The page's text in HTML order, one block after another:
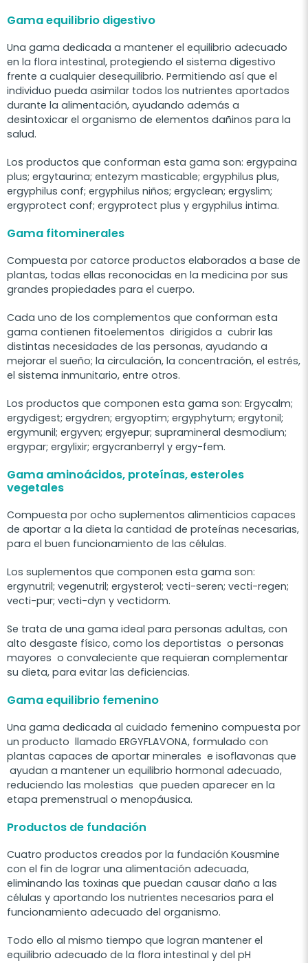
Gama equilibrio digestivo
Una gama dedicada a mantener el equilibrio adecuado
en la flora intestinal, protegiendo el sistema digestivo
frente a cualquier desequilibrio. Permitiendo así que el
individuo pueda asimilar todos los nutrientes aportados
durante la alimentación, ayudando además a
desintoxicar el organismo de elementos dañinos para la
salud.
Los productos que conforman esta gama son: ergypaina
plus; ergytaurina; entezym masticable; ergyphilus plus,
ergyphilus conf; ergyphilus niños; ergyclean; ergyslim;
ergyprotect conf; ergyprotect plus y ergyphilus intima.
Gama fitominerales
Compuesta por catorce productos elaborados a base de
plantas, todas ellas reconocidas en la medicina por sus
grandes propiedades para el cuerpo.
Cada uno de los complementos que conforman esta
gama contienen fitoelementos dirigidos a cubrir las
distintas necesidades de las personas, ayudando a
mejorar el sueño; la circulación, la concentración, el estrés,
el sistema inmunitario, entre otros.
Los productos que componen esta gama son: Ergycalm;
ergydigest; ergydren; ergyoptim; ergyphytum; ergytonil;
ergymunil; ergyven; ergyepur; supramineral desmodium;
ergypar; ergylixir; ergycranberryl y ergy-fem.
Gama aminoácidos, proteínas, esteroles
vegetales
Compuesta por ocho suplementos alimenticios capaces
de aportar a la dieta la cantidad de proteínas necesarias,
para el buen funcionamiento de las células.
Los suplementos que componen esta gama son:
ergynutril; vegenutril; ergysterol; vecti-seren; vecti-regen;
vecti-pur; vecti-dyn y vectidorm.
Se trata de una gama ideal para personas adultas, con
alto desgaste físico, como los deportistas o personas
mayores o convaleciente que requieran complementar
su dieta, para evitar las deficiencias.
Gama equilibrio femenino
Una gama dedicada al cuidado femenino compuesta por
un producto llamado ERGYFLAVONA, formulado con
plantas capaces de aportar minerales e isoflavonas que
ayudan a mantener un equilibrio hormonal adecuado,
reduciendo las molestias que pueden aparecer en la
etapa premenstrual o menopáusica.
Productos de fundación
Cuatro productos creados por la fundación Kousmine
con el fin de lograr una alimentación adecuada,
eliminando las toxinas que puedan causar daño a las
células y aportando los nutrientes necesarios para el
funcionamiento adecuado del organismo.
Todo ello al mismo tiempo que logran mantener el
equilibrio adecuado de la flora intestinal y del pH